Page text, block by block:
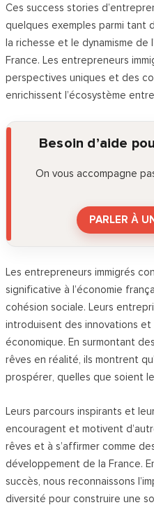
Ces success stories
quelques exemples parmi tant
la richesse et le dynamisme de
France. Les entrepreneurs
perspectives uniques et des
enrichissent l’écosystème
Besoin d’aide
On vous accompagne
PARLER À
Les entrepreneurs immigrés
significative à l’économie
cohésion sociale. Leurs
introduisent des innovations
économique. En surmontant
rêves en réalité, ils montrent
prospérer, quelles que soient
Leurs parcours inspirants et
encouragent et motivent
rêves et à s’affirmer comme
développement de la France.
succès, nous reconnaissons
diversité pour construire une